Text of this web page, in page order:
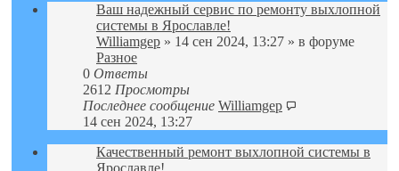
Ваш надежный сервис по ремонту выхлопной
системы в Ярославле!
Williamgep » 14 сен 2024, 13:27 » в форуме
Разное
0 Ответы
2612 Просмотры
Последнее сообщение Williamgep
14 сен 2024, 13:27
Качественный ремонт выхлопной системы в
Ярославле!